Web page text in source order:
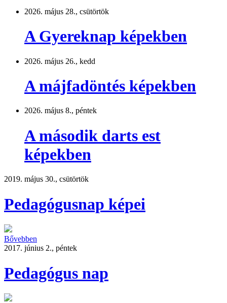
2026. május 28., csütörtök
A Gyereknap képekben
2026. május 26., kedd
A májfadöntés képekben
2026. május 8., péntek
A második darts est
képekben
2019. május 30., csütörtök
Pedagógusnap képei
Bővebben
2017. június 2., péntek
Pedagógus nap